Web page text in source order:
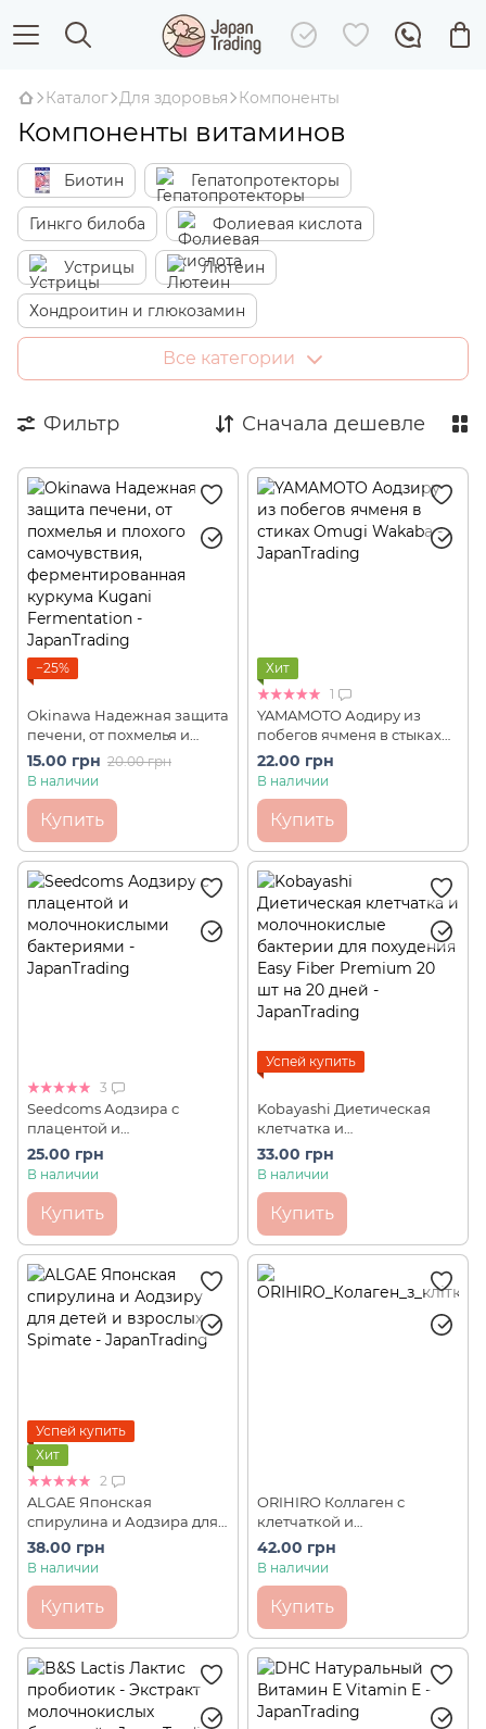
Каталог Для здоровья Компоненты
Компоненты витаминов
Биотин Гепатопротекторы
Гинкго билоба Фолиевая кислота
Устрицы Лютеин
Хондроитин и глюкозамин
Пищеварительные ферменты Антиоксиданты
Пробиотики
Q-10 Макка ГАМК Соевые бобы
Со Пальметто Хитозан Плацента
Омега-3 Керамиды
Спирулина
Все категории
Фильтр Сначала дешевле
−25%
Okinawa Надежная защита
печени, от похмелья и
плохого самочувствия,
ферментированная
Fermentation 1 пакет/ 5
табл.
15.00 грн 20.00 грн
В наличии
Купить
Хит
1
YAMAMOTO Аодиру из
побегов ячменя в стыках
Omugi Wakaba (1 шт)
22.00 грн
В наличии
Купить
3
Seedcoms Аодзира с
плацентой и
молочнокислыми
бактериями 1 саше
25.00 грн
В наличии
Купить
Успей купить
Kobayashi Диетическая
клетчатка и
молочнокислые бактерии
для похудения Easy Fiber
33.00 грн
В наличии
Купить
Успей купить
Хит
2
ALGAE Японская
спирулина и Аодзира для
детей и взрослых Spimate 1
шт
38.00 грн
В наличии
Купить
ORIHIRO Коллаген с
клетчаткой и
гиалуроновой кислотой
6000 мг (1 стик)
42.00 грн
В наличии
Купить